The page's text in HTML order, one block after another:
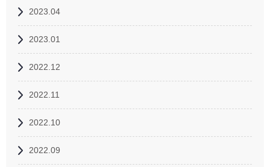
2023.04
2023.01
2022.12
2022.11
2022.10
2022.09